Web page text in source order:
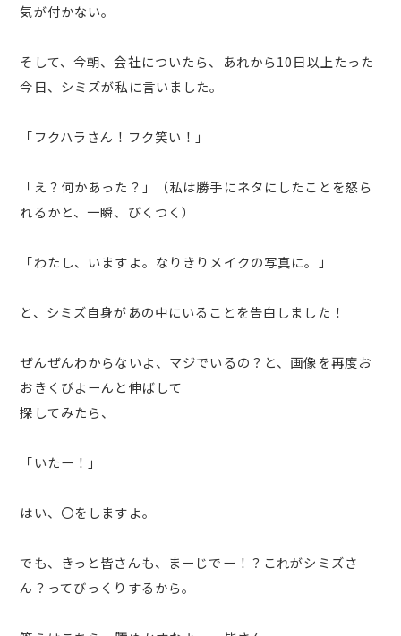
気が付かない。
そして、今朝、会社についたら、あれから10日以上たった
今日、シミズが私に言いました。
「フクハラさん！フク笑い！」
「え？何かあった？」（私は勝手にネタにしたことを怒ら
れるかと、一瞬、びくつく）
「わたし、いますよ。なりきりメイクの写真に。」
と、シミズ自身があの中にいることを告白しました！
ぜんぜんわからないよ、マジでいるの？と、画像を再度お
おきくびよーんと伸ばして
探してみたら、
「いたー！」
はい、〇をしますよ。
でも、きっと皆さんも、まーじでー！？これがシミズさ
ん？ってびっくりするから。